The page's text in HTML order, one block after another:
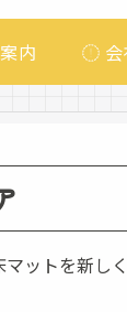
内
ットを新し